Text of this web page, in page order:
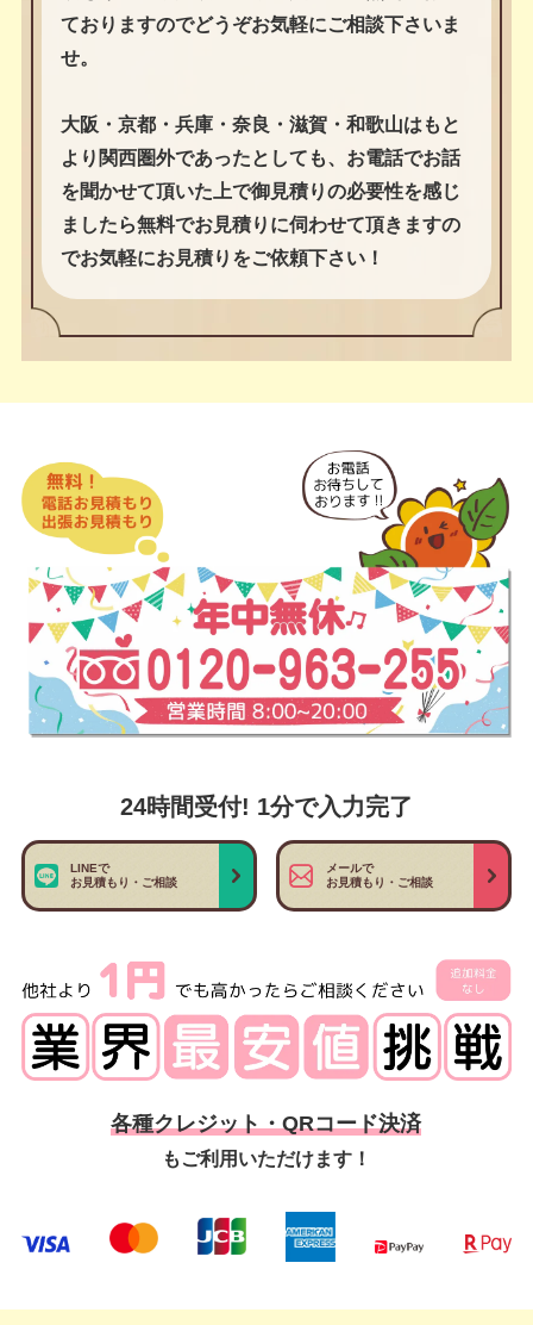
ておりますのでどうぞお気軽にご相談下さいま
せ。
大阪・京都・兵庫・奈良・滋賀・和歌山はもと
より関西圏外であったとしても、お電話でお話
を聞かせて頂いた上で御見積りの必要性を感じ
ましたら無料でお見積りに伺わせて頂きますの
でお気軽にお見積りをご依頼下さい！
24時間受付! 1分で入力完了
LINEで
お見積もり・ご相談
メールで
お見積もり・ご相談
各種クレジット・QRコード決済
もご利用いただけます！